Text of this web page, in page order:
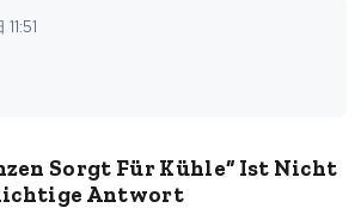
Sorgt Für Kühle“ Ist Nicht
Antwort